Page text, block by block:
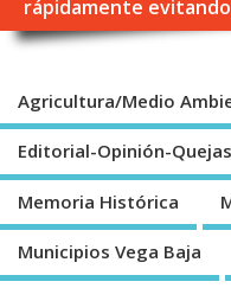
rápidamente
Agricultura/Medio
Editorial-Opinión-Quejas
Memoria Histórica
Municipios Vega Baja